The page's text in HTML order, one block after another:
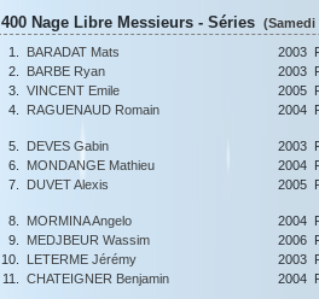
400 Nage Libre Messieurs - Séries (Samedi
1.
BARADAT Mats 2003
2.
BARBE Ryan 2003
3.
VINCENT Emile 2005
4.
RAGUENAUD Romain 2004
5. DEVES Gabin 2003
6.
MONDANGE Mathieu 2004
7.
DUVET Alexis 2005
8. MORMINA Angelo 2004
9.
MEDJBEUR Wassim 2006
10.
LETERME Jérémy 2003
11.
CHATEIGNER Benjamin 2004